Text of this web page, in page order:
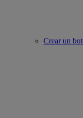
Crear un